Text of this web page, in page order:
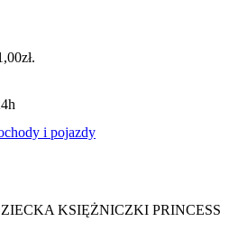
zł.
i pojazdy
KSIĘŻNICZKI PRINCESS